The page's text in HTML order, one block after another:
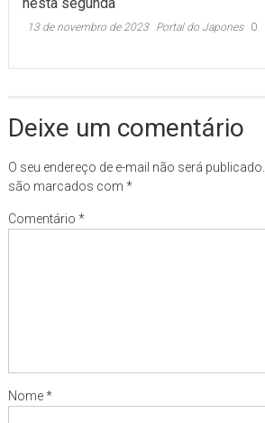
13 de novembro de 2023 Portal do Japones 0
Deixe um comentário
O seu endereço de e-mail não será publicado.
são marcados com *
Comentário *
Nome*